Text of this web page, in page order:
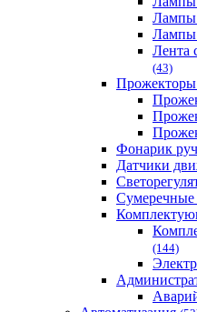
Лампы
Лампы
Лента
(43)
Прожекторы
Фонарик
Датчики
Сумеречные
(144)